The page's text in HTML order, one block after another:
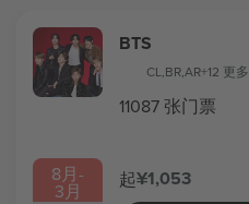
8月-
3月
BTS
CL,BR,AR+12 更多
11087 张门票
起¥1,053